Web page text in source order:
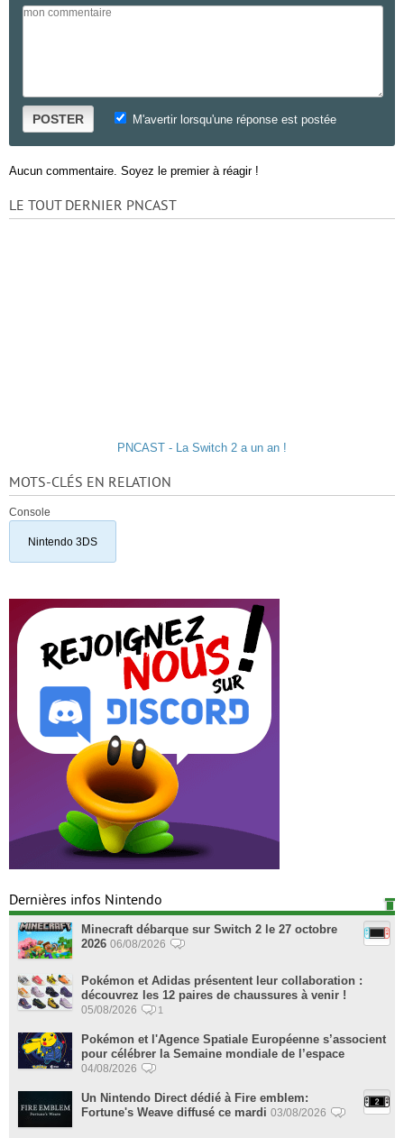
POSTER M'avertir lorsqu'une réponse est postée
Aucun commentaire. Soyez le premier à réagir !
LE TOUT DERNIER PNCAST
PNCAST - La Switch 2 a un an !
MOTS-CLÉS EN RELATION
Console
Nintendo 3DS
Dernières infos Nintendo
Minecraft débarque sur Switch 2 le 27 octobre
2026 06/08/2026
Pokémon et Adidas présentent leur collaboration :
découvrez les 12 paires de chaussures à venir !
05/08/2026 1
Pokémon et l'Agence Spatiale Européenne s’associent
pour célébrer la Semaine mondiale de l’espace
04/08/2026
Un Nintendo Direct dédié à Fire emblem:
Fortune's Weave diffusé ce mardi 03/08/2026